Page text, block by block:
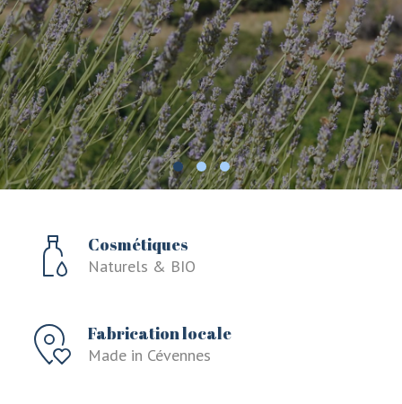
Cosmétiques
Naturels & BIO
Fabrication locale
Made in Cévennes